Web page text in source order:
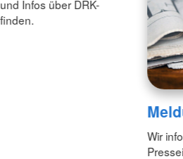
Infos über DRK-
Wir